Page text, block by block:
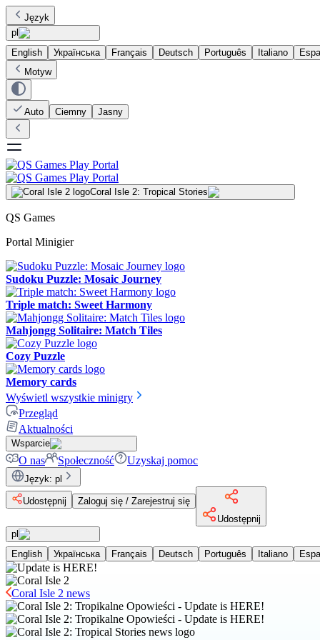
Język
pl
English
Українська Français Deutsch Português Italiano
Motyw
Auto Ciemny Jasny
Coral Isle 2: Tropical Stories
QS Games
Portal Minigier
Sudoku Puzzle: Mosaic Journey
Triple match: Sweet Harmony
Mahjongg Solitaire: Match Tiles
Cozy Puzzle
Memory cards
Wyświetl wszystkie minigry
Przegląd
Aktualności
Wsparcie
O nas Społeczność Uzyskaj pomoc
Język: pl
Udostępnij
Zaloguj się / Zarejestruj się
Udostępnij
pl
English
Українська Français Deutsch Português Italiano
Coral Isle 2 news